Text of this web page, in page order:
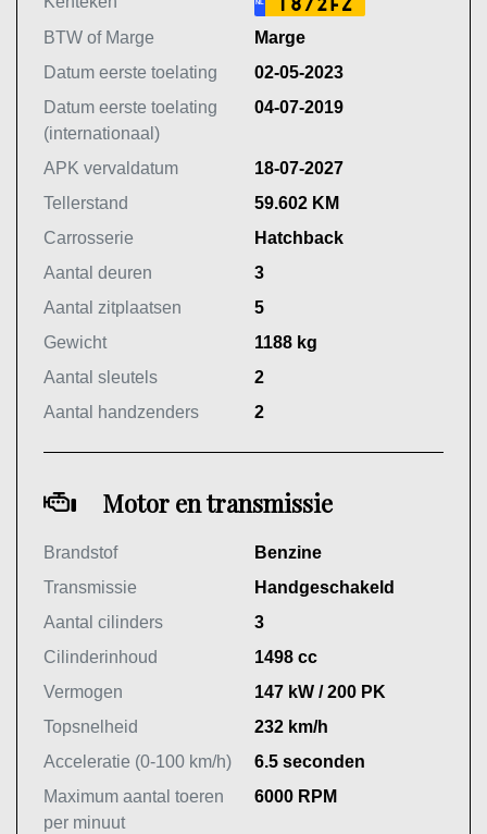
NL T872FZ
BTW of Marge
Marge
Datum eerste toelating
02-05-2023
Datum eerste toelating
(internationaal)
04-07-2019
APK vervaldatum
18-07-2027
Tellerstand
59.602 KM
Carrosserie
Hatchback
Aantal deuren
3
Aantal zitplaatsen
5
Gewicht
1188 kg
Aantal sleutels
2
Aantal handzenders
2
Motor en transmissie
Brandstof
Benzine
Transmissie
Handgeschakeld
Aantal cilinders
3
Cilinderinhoud
1498 cc
Vermogen
147 kW / 200 PK
Topsnelheid
232 km/h
Acceleratie (0-100 km/h)
6.5 seconden
Maximum aantal toeren
per minuut
6000 RPM